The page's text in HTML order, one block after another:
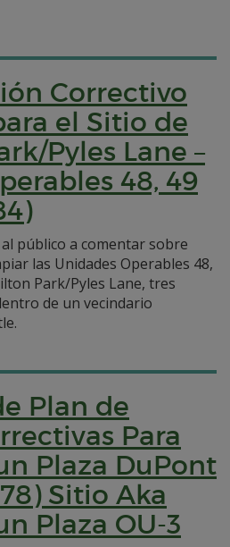
Correctivo
el Sitio de
Pyles Lane –
48, 49
público a comentar sobre
las Unidades Operables 48,
Park/Pyles Lane, tres
de un vecindario
Plan de
Para
Plaza DuPont
Sitio Aka
Plaza OU-3